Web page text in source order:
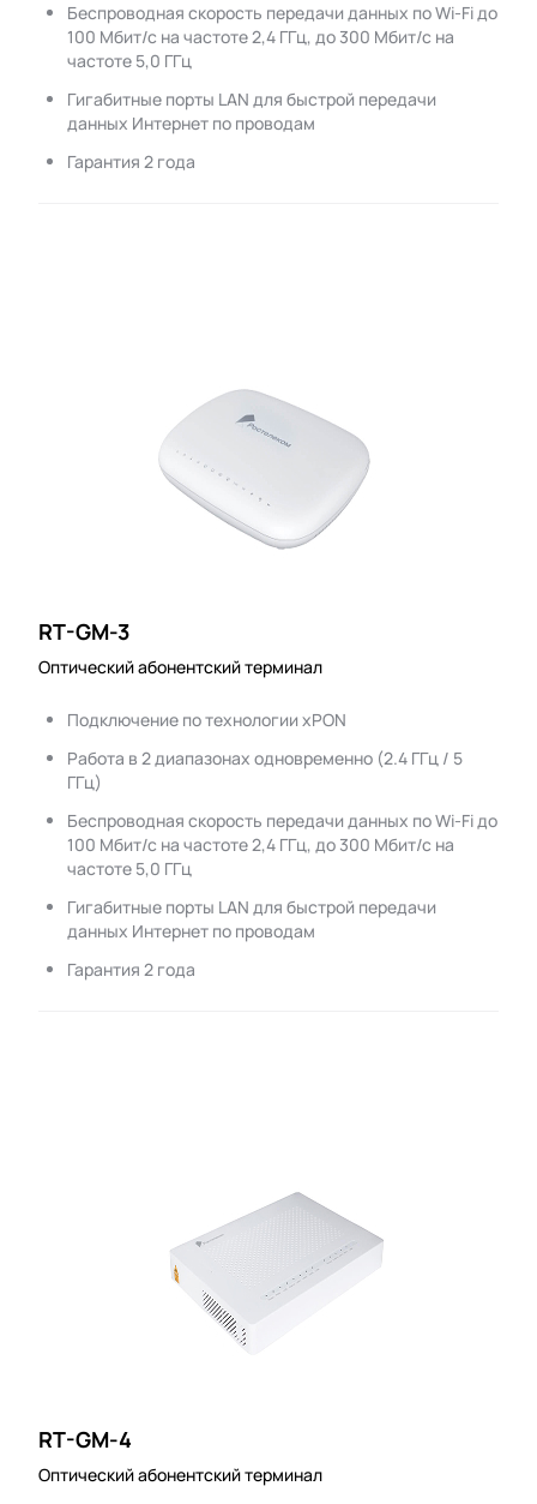
Беспроводная скорость передачи данных по Wi-Fi до
100 Мбит/с на частоте 2,4 ГГц, до 300 Мбит/с на
частоте 5,0 ГГц
Гигабитные порты LAN для быстрой передачи
данных Интернет по проводам
Гарантия 2 года
RT-GM-3
Оптический абонентский терминал
Подключение по технологии xPON
Работа в 2 диапазонах одновременно (2.4 ГГц / 5
ГГц)
Беспроводная скорость передачи данных по Wi-Fi до
100 Мбит/с на частоте 2,4 ГГц, до 300 Мбит/с на
частоте 5,0 ГГц
Гигабитные порты LAN для быстрой передачи
данных Интернет по проводам
Гарантия 2 года
RT-GM-4
Оптический абонентский терминал